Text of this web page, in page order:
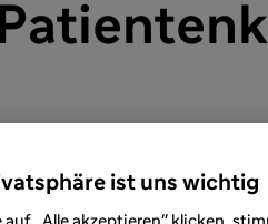
ist uns wichtig